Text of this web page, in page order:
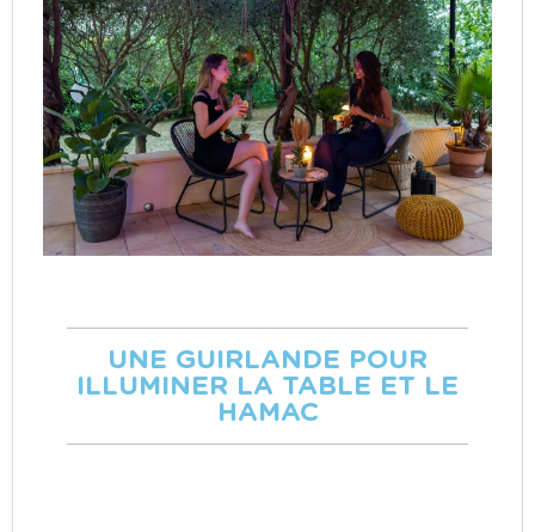
UNE GUIRLANDE POUR
ILLUMINER LA TABLE ET LE
HAMAC